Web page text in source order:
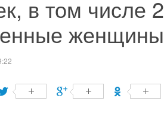
в том числе 2
женщины